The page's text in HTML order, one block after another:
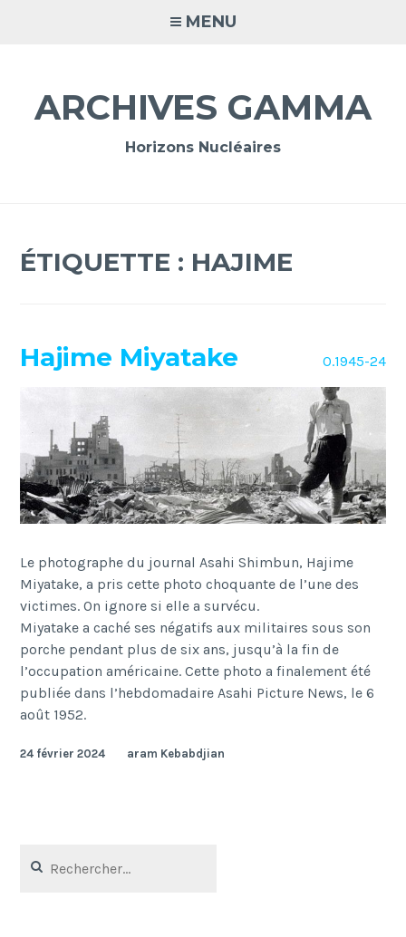
MENU
ARCHIVES GAMMA
Horizons Nucléaires
ÉTIQUETTE : HAJIME
Hajime Miyatake O.1945-24
Le photographe du journal Asahi Shimbun, Hajime
Miyatake, a pris cette photo choquante de l’une des
victimes. On ignore si elle a survécu.
Miyatake a caché ses négatifs aux militaires sous son
porche pendant plus de six ans, jusqu’à la fin de
l’occupation américaine. Cette photo a finalement été
publiée dans l’hebdomadaire Asahi Picture News, le 6
août 1952.
24 février 2024 aram Kebabdjian